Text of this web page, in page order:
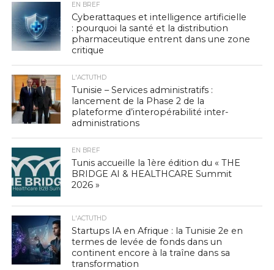
EN BREF
Cyberattaques et intelligence artificielle
: pourquoi la santé et la distribution
pharmaceutique entrent dans une zone
critique
L'ACTUTHD
Tunisie – Services administratifs :
lancement de la Phase 2 de la
plateforme d’interopérabilité inter-
administrations
EN BREF
Tunis accueille la 1ère édition du « THE
BRIDGE AI & HEALTHCARE Summit
2026 »
L'ACTUTHD
Startups IA en Afrique : la Tunisie 2e en
termes de levée de fonds dans un
continent encore à la traîne dans sa
transformation